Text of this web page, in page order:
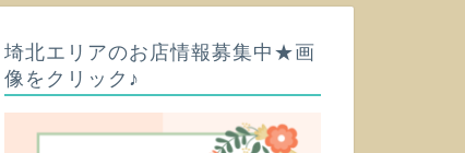
埼北エリアのお店情報募集中★画
像をクリック♪